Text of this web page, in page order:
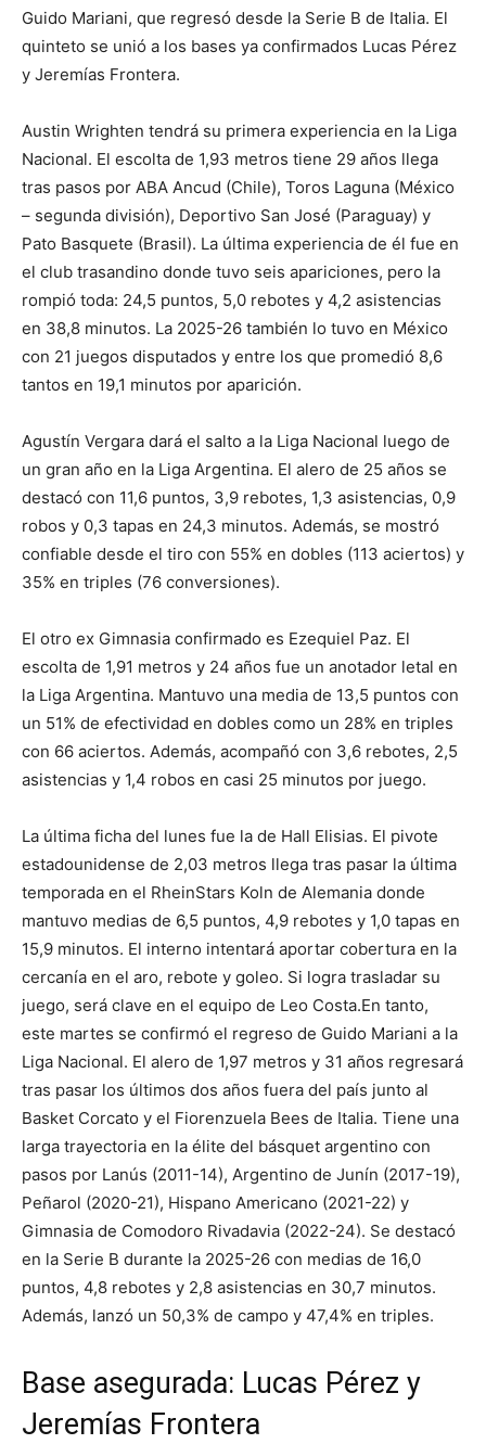
Guido Mariani, que regresó desde la Serie B de Italia. El
quinteto se unió a los bases ya confirmados Lucas Pérez
y Jeremías Frontera.
Austin Wrighten tendrá su primera experiencia en la Liga
Nacional. El escolta de 1,93 metros tiene 29 años llega
tras pasos por ABA Ancud (Chile), Toros Laguna (México
– segunda división), Deportivo San José (Paraguay) y
Pato Basquete (Brasil). La última experiencia de él fue en
el club trasandino donde tuvo seis apariciones, pero la
rompió toda: 24,5 puntos, 5,0 rebotes y 4,2 asistencias
en 38,8 minutos. La 2025-26 también lo tuvo en México
con 21 juegos disputados y entre los que promedió 8,6
tantos en 19,1 minutos por aparición.
Agustín Vergara dará el salto a la Liga Nacional luego de
un gran año en la Liga Argentina. El alero de 25 años se
destacó con 11,6 puntos, 3,9 rebotes, 1,3 asistencias, 0,9
robos y 0,3 tapas en 24,3 minutos. Además, se mostró
confiable desde el tiro con 55% en dobles (113 aciertos) y
35% en triples (76 conversiones).
El otro ex Gimnasia confirmado es Ezequiel Paz. El
escolta de 1,91 metros y 24 años fue un anotador letal en
la Liga Argentina. Mantuvo una media de 13,5 puntos con
un 51% de efectividad en dobles como un 28% en triples
con 66 aciertos. Además, acompañó con 3,6 rebotes, 2,5
asistencias y 1,4 robos en casi 25 minutos por juego.
La última ficha del lunes fue la de Hall Elisias. El pivote
estadounidense de 2,03 metros llega tras pasar la última
temporada en el RheinStars Koln de Alemania donde
mantuvo medias de 6,5 puntos, 4,9 rebotes y 1,0 tapas en
15,9 minutos. El interno intentará aportar cobertura en la
cercanía en el aro, rebote y goleo. Si logra trasladar su
juego, será clave en el equipo de Leo Costa.En tanto,
este martes se confirmó el regreso de Guido Mariani a la
Liga Nacional. El alero de 1,97 metros y 31 años regresará
tras pasar los últimos dos años fuera del país junto al
Basket Corcato y el Fiorenzuela Bees de Italia. Tiene una
larga trayectoria en la élite del básquet argentino con
pasos por Lanús (2011-14), Argentino de Junín (2017-19),
Peñarol (2020-21), Hispano Americano (2021-22) y
Gimnasia de Comodoro Rivadavia (2022-24). Se destacó
en la Serie B durante la 2025-26 con medias de 16,0
puntos, 4,8 rebotes y 2,8 asistencias en 30,7 minutos.
Además, lanzó un 50,3% de campo y 47,4% en triples.
Base asegurada: Lucas Pérez y
Jeremías Frontera